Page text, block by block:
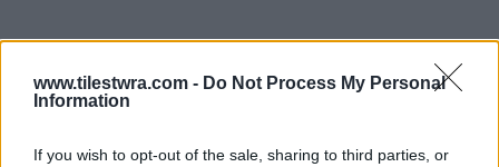
www.tilestwra.com - Do Not Process My Personal
Information
If you wish to opt-out of the sale, sharing to third parties, or